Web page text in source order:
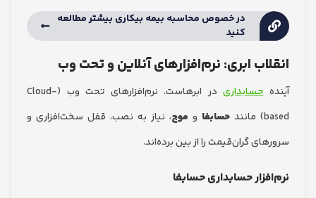
در خصوص محاسبه بیمه بیکاری بیشتر مطالعه
کنید
ابری: نرم‌افزارهای آنلاین و تحت وب
حسابداری
در ابرهاست. نرم‌افزارهای تحت وب (Cloud-
حسابفاوموج، نیاز به نصب، قفل سخت‌افزاری و
گران‌قیمت را از بین برده‌اند.
حسابداری حسابفا